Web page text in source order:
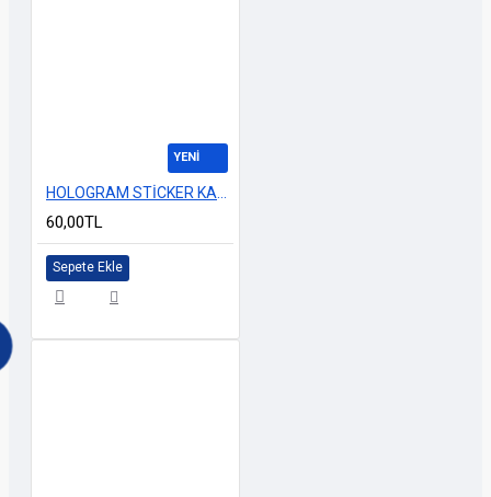
YENİ
60,00TL
Sepete Ekle